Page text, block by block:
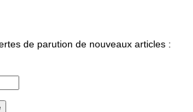
de parution de nouveaux articles :